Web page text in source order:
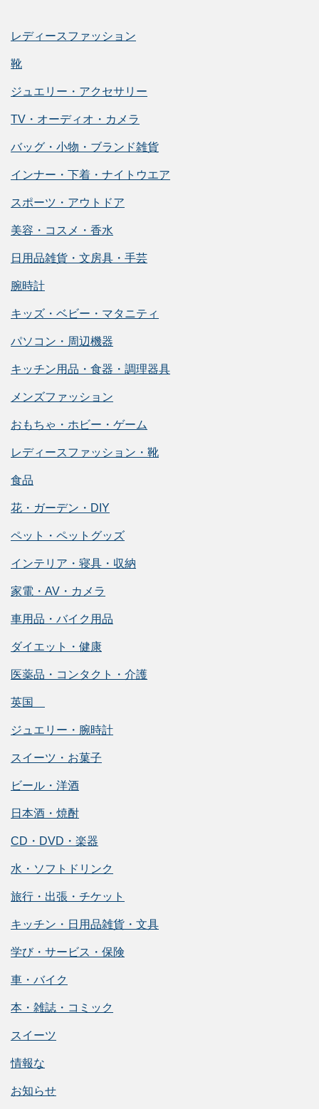
レディースファッション
靴
ジュエリー・アクセサリー
TV・オーディオ・カメラ
バッグ・小物・ブランド雑貨
インナー・下着・ナイトウエア
スポーツ・アウトドア
美容・コスメ・香水
日用品雑貨・文房具・手芸
腕時計
キッズ・ベビー・マタニティ
パソコン・周辺機器
キッチン用品・食器・調理器具
メンズファッション
おもちゃ・ホビー・ゲーム
レディースファッション・靴
食品
花・ガーデン・DIY
ペット・ペットグッズ
インテリア・寝具・収納
家電・AV・カメラ
車用品・バイク用品
ダイエット・健康
医薬品・コンタクト・介護
英国
ジュエリー・腕時計
スイーツ・お菓子
ビール・洋酒
日本酒・焼酎
CD・DVD・楽器
水・ソフトドリンク
旅行・出張・チケット
キッチン・日用品雑貨・文具
学び・サービス・保険
車・バイク
本・雑誌・コミック
スイーツ
情報な
お知らせ